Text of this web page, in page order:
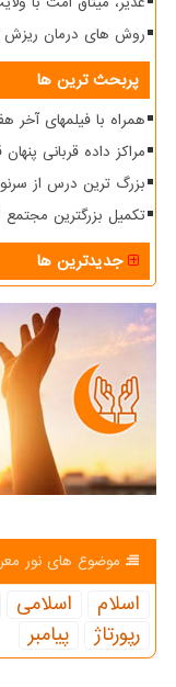
روش های درمان ریزش
پربحث ترین ها
همراه با فیلمهای آخر
مراکز داده قربانی
بزرگ ترین درس از
تکمیل بزرگترین مجتمع
جدیدترین ها
موضوع های نور
اسلام اسلامی
رپورتاژ
پیامبر